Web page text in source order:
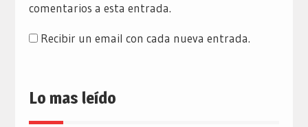
comentarios a esta entrada.
Recibir un email con cada nueva entrada.
Lo mas leído